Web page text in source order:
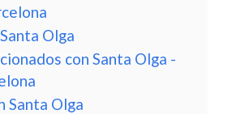
Olga
con Santa Olga -
Santa Olga